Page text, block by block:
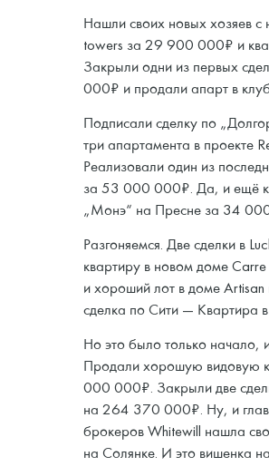
Нашли своих новых хозяев
towers за 29 900 000₽ и
Закрыли одни из первых
000₽ и продали апарт в
Подписали сделку по
три апартамента в
Реализовали один из
за 53 000 000₽. Да, и ещё
„Монэ“ на Пресне за 34
Разгоняемся. Две сделки в
квартиру в новом доме
и хороший лот в доме
сделка по Сити —
Но это было только начало,
Продали хорошую видовую
000 000₽. Закрыли две
на 264 370 000₽. Ну, и
брокеров Whitewill нашла
на Солянке. И это вишенка